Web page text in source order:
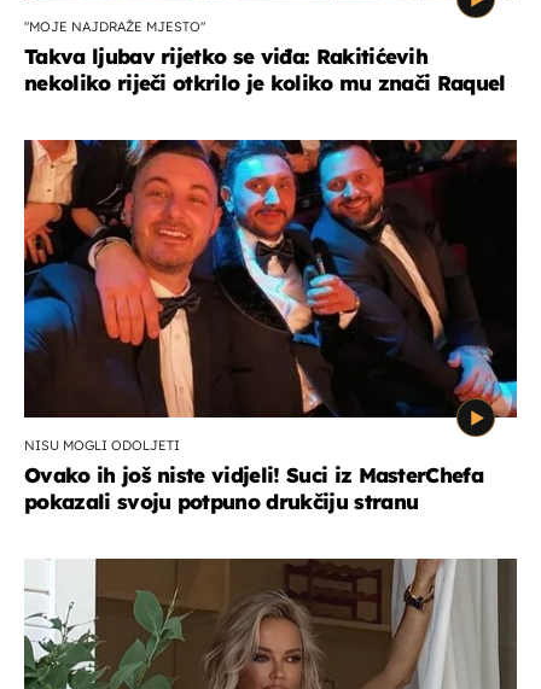
"MOJE NAJDRAŽE MJESTO"
Takva ljubav rijetko se viđa: Rakitićevih
nekoliko riječi otkrilo je koliko mu znači Raquel
NISU MOGLI ODOLJETI
Ovako ih još niste vidjeli! Suci iz MasterChefa
pokazali svoju potpuno drukčiju stranu